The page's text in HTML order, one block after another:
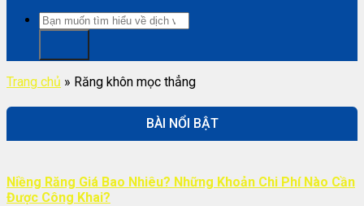
Trang chủ » Răng khôn mọc thẳng
BÀI NỔI BẬT
Niềng Răng Giá Bao Nhiêu? Những Khoản Chi Phí Nào Cần
Được Công Khai?